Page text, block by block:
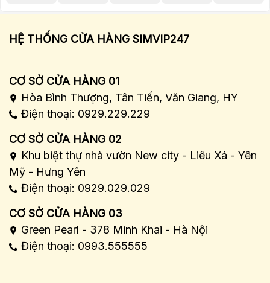
HỆ THỐNG CỬA HÀNG SIMVIP247
CƠ SỞ CỬA HÀNG 01
Hòa Bình Thượng, Tân Tiến, Văn Giang, HY
Điện thoại: 0929.229.229
CƠ SỞ CỬA HÀNG 02
Khu biệt thự nhà vườn New city - Liêu Xá - Yên
Mỹ - Hưng Yên
Điện thoại: 0929.029.029
CƠ SỞ CỬA HÀNG 03
Green Pearl - 378 Minh Khai - Hà Nội
Điện thoại: 0993.555555